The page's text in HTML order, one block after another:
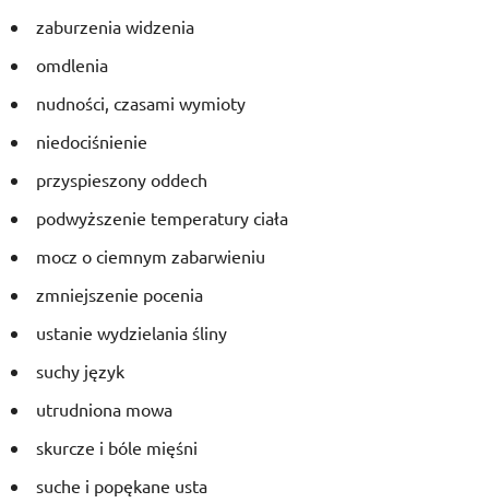
zaburzenia widzenia
omdlenia
nudności, czasami wymioty
niedociśnienie
przyspieszony oddech
podwyższenie temperatury ciała
mocz o ciemnym zabarwieniu
zmniejszenie pocenia
ustanie wydzielania śliny
suchy język
utrudniona mowa
skurcze i bóle mięśni
suche i popękane usta